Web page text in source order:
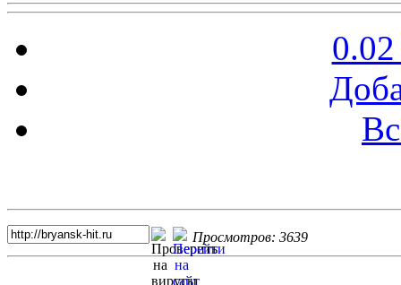
Просмотров: 3639